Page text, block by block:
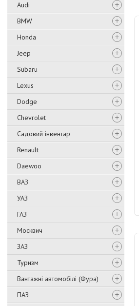
Audi
BMW
Honda
Jeep
Subaru
Lexus
Dodge
Chevrolet
Садовий інвентар
Renault
Daewoo
ВАЗ
УАЗ
ГАЗ
Москвич
ЗАЗ
Туризм
Вантажні автомобілі (Фура)
ПАЗ